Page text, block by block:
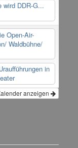
wird DDR-G...
Open-Air-
Waldbühne/
in
anzeigen